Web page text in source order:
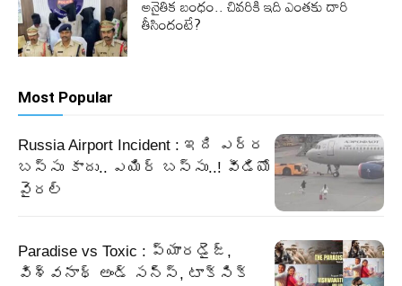
అనైతిక బంధం.. చివరికి ఇది ఎంతకు దారి
తీసిందంటే?
Most Popular
Russia Airport Incident : ఇది ఎర్ర
బస్సు కాదు.. ఎయిర్ బస్సు..! వీడియో
వైరల్
Paradise vs Toxic : ప్యారడైజ్,
విశ్వనాథ్ అండ్ సన్స్, టాక్సిక్